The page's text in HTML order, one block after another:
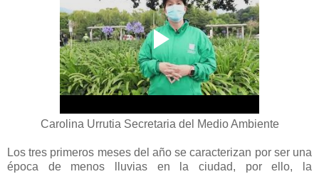
Carolina Urrutia Secretaria del Medio Ambiente
Los tres primeros meses del año se caracterizan por ser una
época de menos lluvias en la ciudad, por ello, la